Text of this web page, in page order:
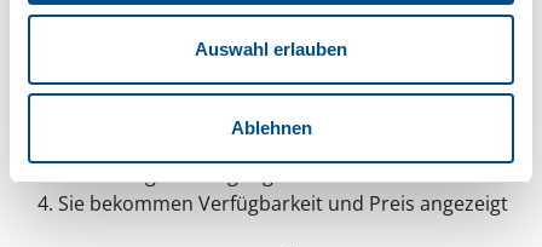
Auswahl erlauben
Ablehnen
Belegungskalender
Reisedauer auswählen
Sie bekommen Verfügbarkeit und Preis angezeigt